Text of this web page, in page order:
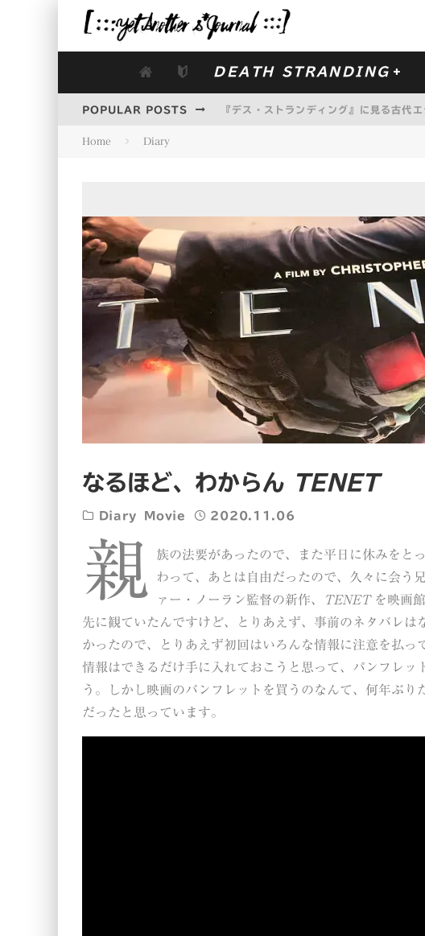
DEATH STRANDING
POPULAR POSTS 『デス・ストランディング』に見る古代
糞尿グレネードの効果を一通り試してみた
Home Diary
なるほど、わからん TENET
Diary Movie 2020.11.06
親
族の法要があったので、また平日に休みをと
わって、あとは自由だったので、久々に会う
ァー・ノーラン監督の新作、
TENETを映画
先に観ていたんですけど、とりあえず、事前のネタバレは
かったので、とりあえず初回はいろんな情報に注意を払っ
情報はできるだけ手に入れておこうと思って、パンフレッ
う。しかし映画のパンフレットを買うのなんて、何年ぶ
だったと思っています。